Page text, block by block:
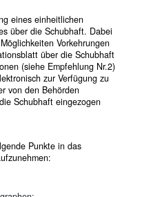
eines einheitlichen
über die Schubhaft. Dabei
Vorkehrungen
über die Schubhaft
(siehe Empfehlung Nr.2)
zur Verfügung zu
von den Behörden
Schubhaft eingezogen
Punkte in das